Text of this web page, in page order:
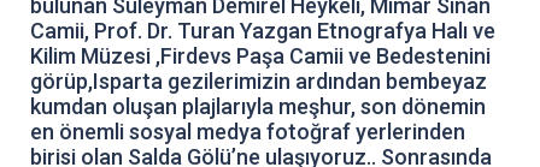
Camii, Prof. Dr. Turan Yazgan Etnografya Halı ve
Kilim Müzesi ,Firdevs Paşa Camii ve Bedestenini
görüp,Isparta gezilerimizin ardından bembeyaz
kumdan oluşan plajlarıyla meşhur, son dönemin
en önemli sosyal medya fotoğraf yerlerinden
birisi olan Salda Gölü’ne ulaşıyoruz.. Sonrasında